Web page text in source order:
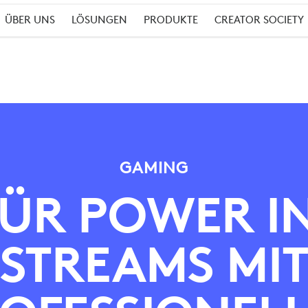
ÜBER UNS LÖSUNGEN PRODUKTE CREATOR SOCIETY
GAMING
POWER
STREAMS MIT